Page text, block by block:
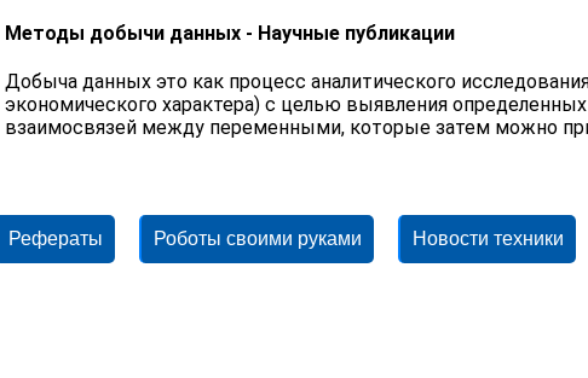
Методы добычи данных - Научные публикации
Добыча данных это как процесс аналитического
экономического характера) с целью выявления
взаимосвязей между переменными, которые затем можно
Рефераты Роботы своими руками Новости техники